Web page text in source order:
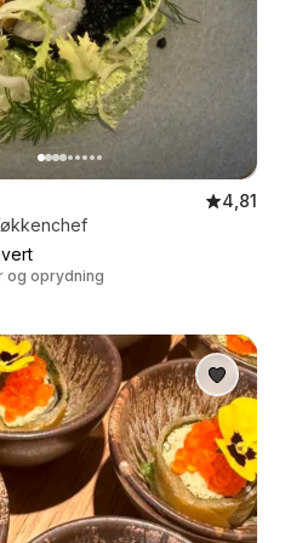
4,81
og oprydning